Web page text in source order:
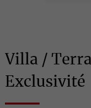
Villa /
Exclusivité